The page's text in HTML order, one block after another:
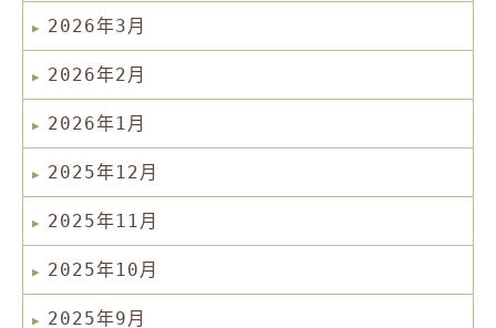
2026年3月
2026年2月
2026年1月
2025年12月
2025年11月
2025年10月
2025年9月